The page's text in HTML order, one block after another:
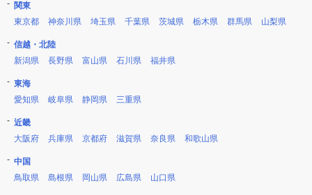
関東
東京都
神奈川県 埼玉県 千葉県 茨城県 栃木県 群馬県 山梨県
信越・北陸
新潟県
長野県 富山県 石川県 福井県
東海
愛知県
岐阜県 静岡県 三重県
近畿
大阪府
兵庫県 京都府 滋賀県 奈良県 和歌山県
中国
鳥取県
島根県 岡山県 広島県 山口県